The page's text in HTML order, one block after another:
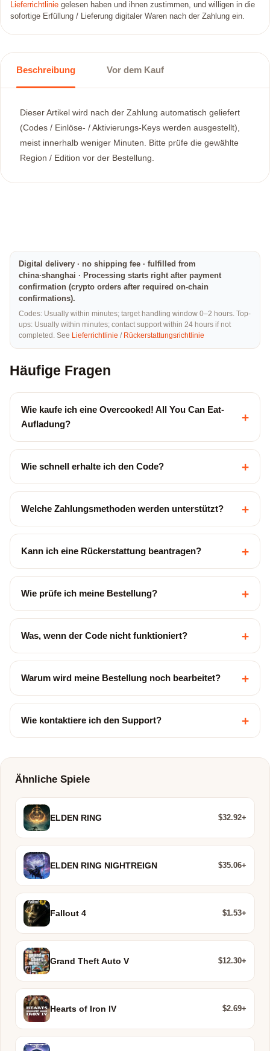
Lieferrichtlinie gelesen haben und ihnen zustimmen, und willigen in die
sofortige Erfüllung / Lieferung digitaler Waren nach der Zahlung ein.
Beschreibung Vor dem Kauf
Dieser Artikel wird nach der Zahlung automatisch geliefert
(Codes / Einlöse- / Aktivierungs-Keys werden ausgestellt),
meist innerhalb weniger Minuten. Bitte prüfe die gewählte
Region / Edition vor der Bestellung.
Digital delivery · no shipping fee · fulfilled from
china·shanghai · Processing starts right after payment
confirmation (crypto orders after required on-chain
confirmations).
Codes: Usually within minutes; target handling window 0–2 hours. Top-
ups: Usually within minutes; contact support within 24 hours if not
completed. See Lieferrichtlinie / Rückerstattungsrichtlinie
Häufige Fragen
Wie kaufe ich eine Overcooked! All You Can Eat-
Aufladung?
+
Wie schnell erhalte ich den Code? +
Welche Zahlungsmethoden werden unterstützt? +
Kann ich eine Rückerstattung beantragen? +
Wie prüfe ich meine Bestellung? +
Was, wenn der Code nicht funktioniert? +
Warum wird meine Bestellung noch bearbeitet? +
Wie kontaktiere ich den Support? +
Ähnliche Spiele
ELDEN RING $32.92+
ELDEN RING NIGHTREIGN $35.06+
Fallout 4 $1.53+
Grand Theft Auto V $12.30+
Hearts of Iron IV $2.69+